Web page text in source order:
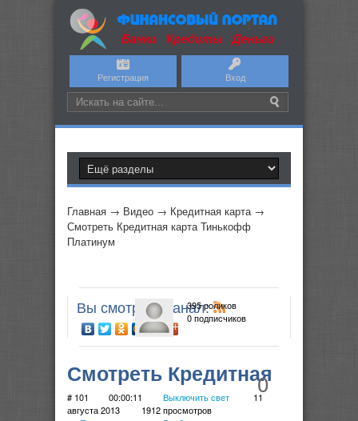
Регистрация Вход
Главная → Видео → Кредитная карта →
Смотреть Кредитная карта Тинькофф
Платинум
Вы смотрите канал:395 роликов
0 подписчиков
0
Смотреть Кредитная
карта Тинькофф
# 101 00:00:11 Выключить свет
11
августа 2013
1912 просмотров